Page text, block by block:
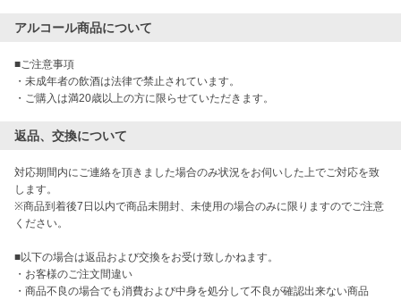
アルコール商品について
■ご注意事項
・未成年者の飲酒は法律で禁止されています。
・ご購入は満20歳以上の方に限らせていただきます。
返品、交換について
対応期間内にご連絡を頂きました場合のみ状況をお伺いした上でご対応を致
します。
※商品到着後7日以内で商品未開封、未使用の場合のみに限りますのでご注意
ください。
■以下の場合は返品および交換をお受け致しかねます。
・お客様のご注文間違い
・商品不良の場合でも消費および中身を処分して不良が確認出来ない商品